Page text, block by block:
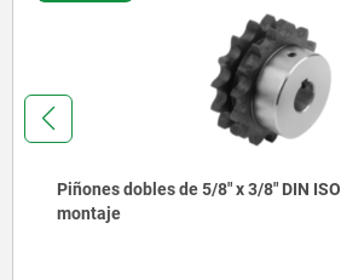
de 5/8" x 3/8" DIN ISO 606, listos para